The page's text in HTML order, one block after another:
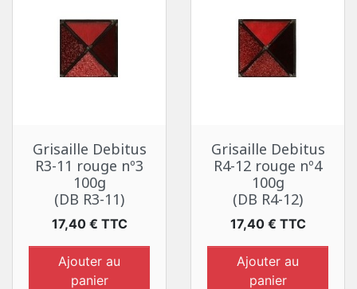
Grisaille Debitus
R3-11 rouge nº3
100g
(DB R3-11)
Prix
17,40 € TTC
Ajouter au
panier
Grisaille Debitus
R4-12 rouge nº4
100g
(DB R4-12)
Prix
17,40 € TTC
Ajouter au
panier